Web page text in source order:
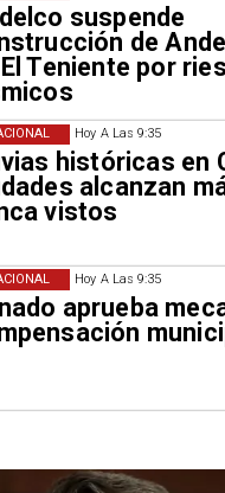
suspende
de
Teniente por
Hoy A Las 9:35
históricas en
alcanzan
vistos
Hoy A Las 9:35
aprueba